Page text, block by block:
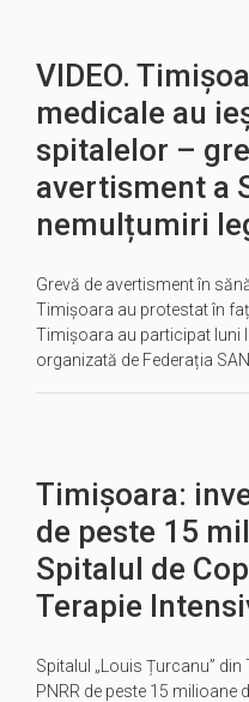
VIDEO.
medicale au
spitalelor –
avertisment a
nemulțumiri
Grevă de avertisment în
Timișoara au protestat în
Timișoara au participat luni
organizată de Federația
Timișoara:
de peste 15
Spitalul de
Terapie
Spitalul „Louis Țurcanu”
PNRR de peste 15 milioane